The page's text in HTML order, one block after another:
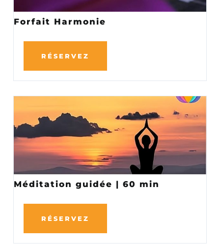
Forfait Harmonie
RÉSERVEZ
Méditation guidée | 60 min
RÉSERVEZ